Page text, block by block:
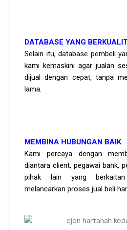
DATABASE YANG
Selain itu, database pembeli
kami kemaskini agar jualan
dijual dengan cepat, tanpa
lama.
MEMBINA HUBUNGAN BAIK
Kami percaya dengan
diantara client, pegawai bank,
pihak lain yang
melancarkan proses jual beli